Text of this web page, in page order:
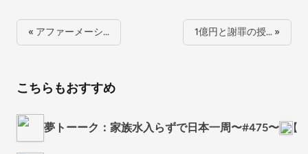
« アファーメーシ… 1億円と謝罪の授… »
こちらもおすすめ
夢トーーク：家族水入らずで日本一周〜#475〜 【